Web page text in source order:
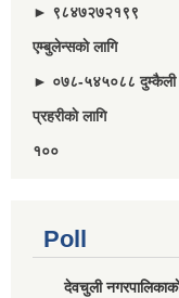
► ९८४७२७२१९९
एम्बुलेन्सकाे लागि
► ०७८-५४५०८८ दुम्कैली
प्रहरीकाे लागि
१००
Poll
देवचुली